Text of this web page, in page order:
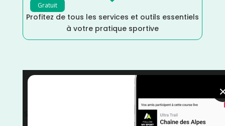
Gratuit
Profitez de tous les services et outils essentiels
à votre pratique sportive
Dordogne/Distance
Semi
Distance Faible/Dénivelé